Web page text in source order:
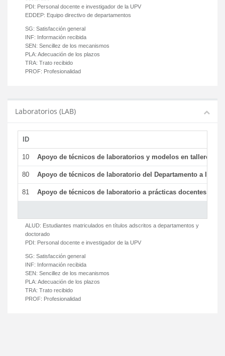
PDI: Personal docente e investigador de la UPV
EDDEP: Equipo directivo de departamentos
SG: Satisfacción general
INF: Información recibida
SEN: Sencillez de los mecanismos
PLA: Adecuación de los plazos
TRA: Trato recibido
PROF: Profesionalidad
Laboratorios (LAB)
ID
10 Apoyo de técnicos de laboratorios y modelos en talleres/
80 Apoyo de técnicos de laboratorio del Departamento a la
81 Apoyo de técnicos de laboratorio a prácticas docentes y
ALUD: Estudiantes matriculados en títulos adscritos a departamentos y
doctorado
PDI: Personal docente e investigador de la UPV
SG: Satisfacción general
INF: Información recibida
SEN: Sencillez de los mecanismos
PLA: Adecuación de los plazos
TRA: Trato recibido
PROF: Profesionalidad